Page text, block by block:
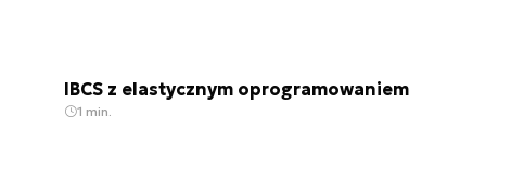
IBCS z elastycznym oprogramowaniem
1 min.